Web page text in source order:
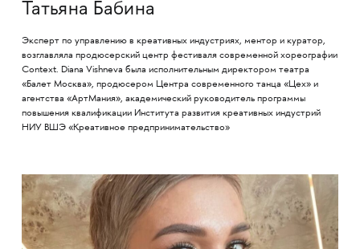
Татьяна Бабина
Эксперт по управлению в креативных индустриях, ментор и куратор,
возглавляла продюсерский центр фестиваля современной хореографии
Context. Diana Vishneva была исполнительным директором театра
«Балет Москва», продюсером Центра современного танца «Цех» и
агентства «АртМания», академический руководитель программы
повышения квалификации Института развития креативных индустрий
НИУ ВШЭ «Креативное предпринимательство»